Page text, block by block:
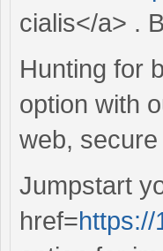
cialis</a> .
Hunting for
option with
web,
Jumpstart
href=